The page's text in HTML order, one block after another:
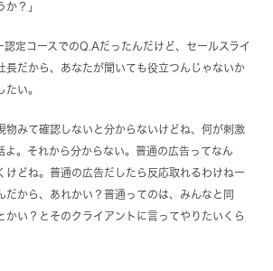
か？」
認定コースでのQ.Aだったんだけど、セールスライ
長だから、あなたが聞いても役立つんじゃないか
たい。
物みて確認しないと分からないけどね、何が刺激
よ。それから分からない。普通の広告ってなん
けどね。普通の広告だしたら反応取れるわけねー
だから、あれかい？普通ってのは、みんなと同
かい？とそのクライアントに言ってやりたいくら